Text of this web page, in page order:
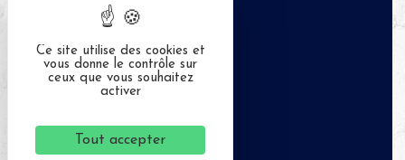
84
Ce site utilise des cookies et
vous donne le contrôle sur
ceux que vous souhaitez
activer
Tout accepter